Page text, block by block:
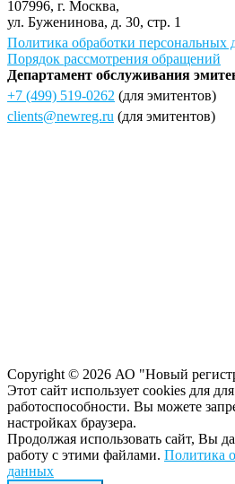
107996, г. Москва,
ул. Буженинова, д. 30, стр. 1
Политика обработки персональных
Порядок рассмотрения обращений
Департамент обслуживания
+7 (499) 519-0262 (для эмитентов)
clients@newreg.ru (для эмитентов)
Copyright © 2026 АО "Новый
Этот сайт использует cookies для
работоспособности. Вы можете
настройках браузера.
Продолжая использовать сайт, Вы
работу с этими файлами. Политика
данных